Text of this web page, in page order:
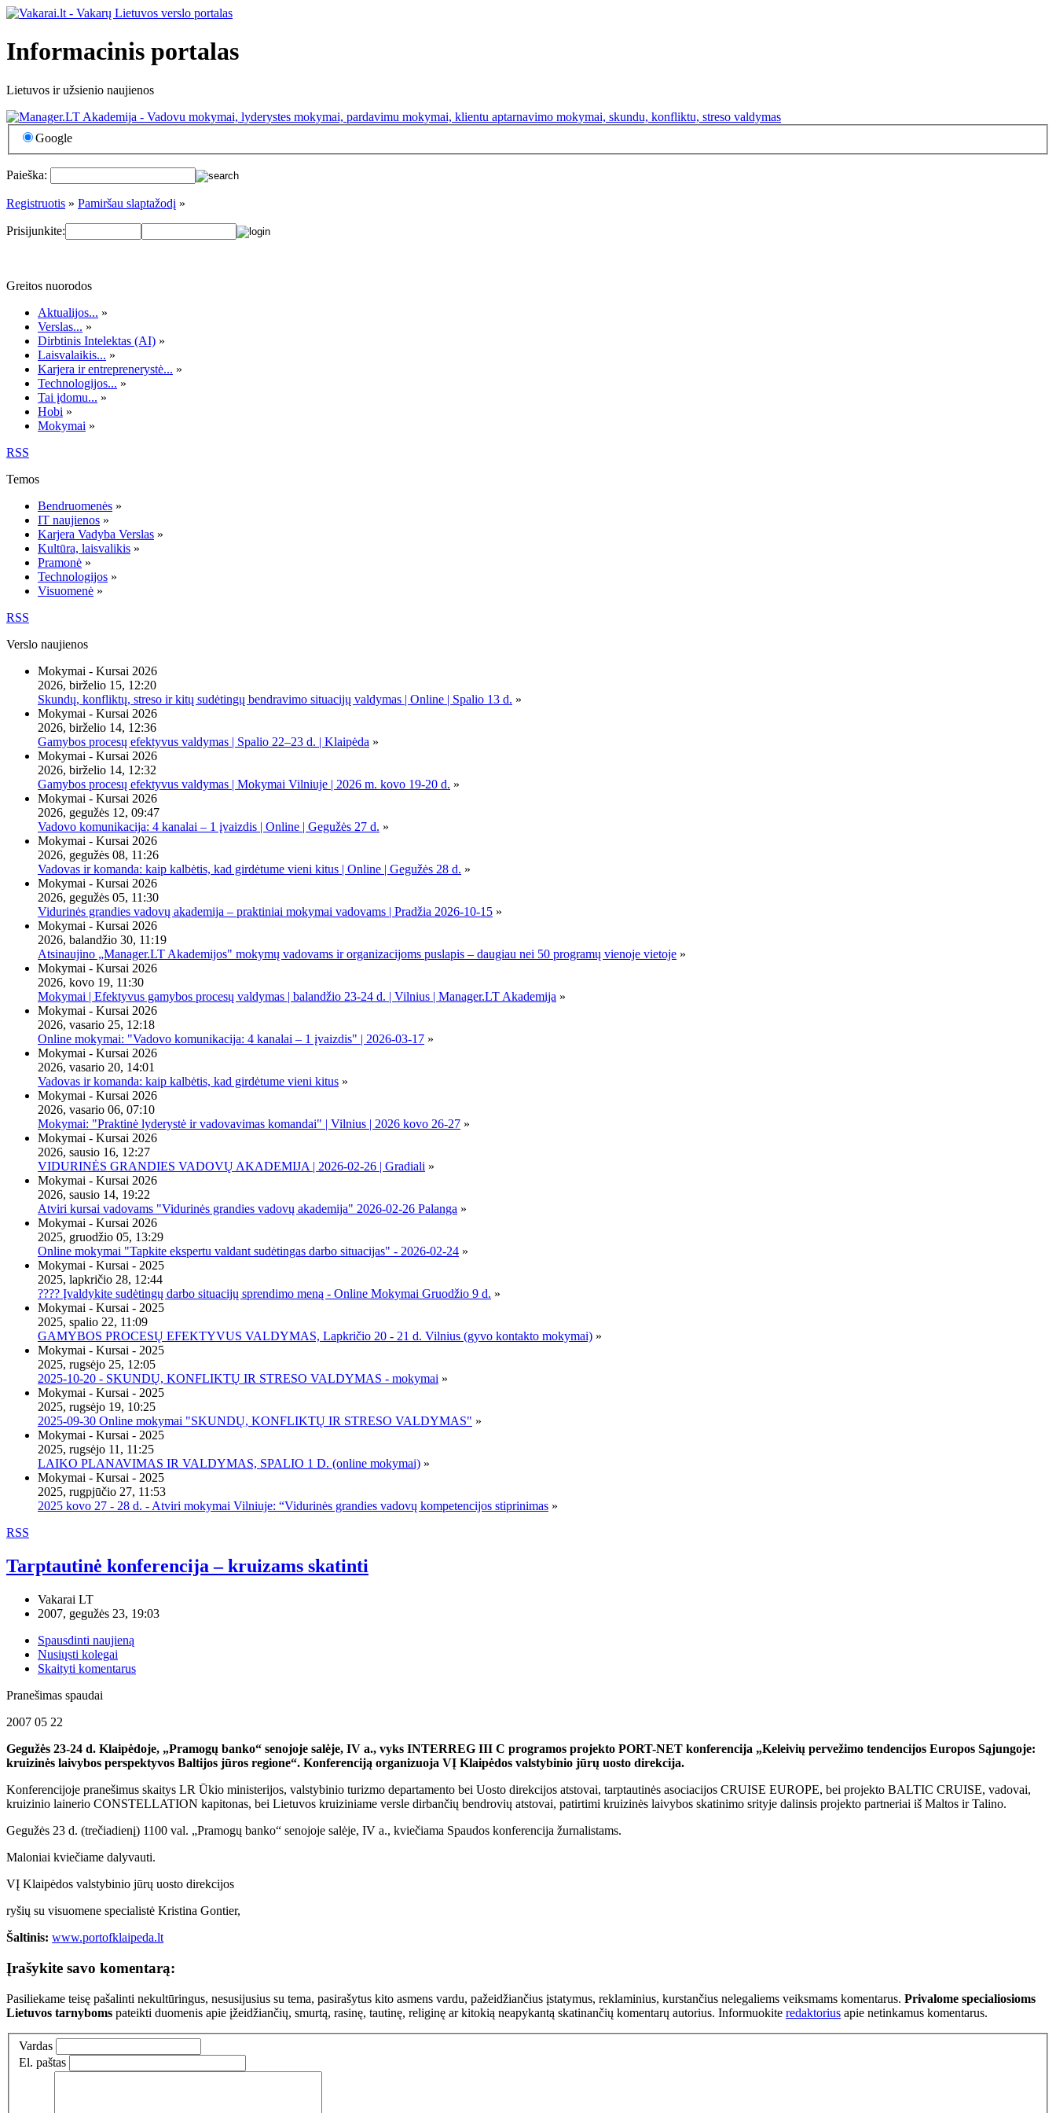
Informacinis portalas
Lietuvos ir užsienio naujienos
Google
Paieška:
Registruotis » Pamiršau slaptažodį »
Prisijunkite:
Greitos nuorodos
Aktualijos... »
Verslas... »
Dirbtinis Intelektas (AI) »
Laisvalaikis... »
Karjera ir entreprenerystė... »
Technologijos... »
Tai įdomu... »
Hobi »
Mokymai »
RSS
Temos
Bendruomenės »
IT naujienos »
Karjera Vadyba Verslas »
Kultūra, laisvalikis »
Pramonė »
Technologijos »
Visuomenė »
RSS
Verslo naujienos
Mokymai - Kursai 2026
2026, birželio 15, 12:20
Skundų, konfliktų, streso ir kitų sudėtingų bendravimo situacijų valdymas | Online | Spalio 13 d. »
Mokymai - Kursai 2026
2026, birželio 14, 12:36
Gamybos procesų efektyvus valdymas | Spalio 22–23 d. | Klaipėda »
Mokymai - Kursai 2026
2026, birželio 14, 12:32
Gamybos procesų efektyvus valdymas | Mokymai Vilniuje | 2026 m. kovo 19-20 d. »
Mokymai - Kursai 2026
2026, gegužės 12, 09:47
Vadovo komunikacija: 4 kanalai – 1 įvaizdis | Online | Gegužės 27 d. »
Mokymai - Kursai 2026
2026, gegužės 08, 11:26
Vadovas ir komanda: kaip kalbėtis, kad girdėtume vieni kitus | Online | Gegužės 28 d. »
Mokymai - Kursai 2026
2026, gegužės 05, 11:30
Vidurinės grandies vadovų akademija – praktiniai mokymai vadovams | Pradžia 2026-10-15 »
Mokymai - Kursai 2026
2026, balandžio 30, 11:19
Atsinaujino „Manager.LT Akademijos" mokymų vadovams ir organizacijoms puslapis – daugiau nei 50 programų vienoje vietoje »
Mokymai - Kursai 2026
2026, kovo 19, 11:30
Mokymai | Efektyvus gamybos procesų valdymas | balandžio 23-24 d. | Vilnius | Manager.LT Akademija »
Mokymai - Kursai 2026
2026, vasario 25, 12:18
Online mokymai: "Vadovo komunikacija: 4 kanalai – 1 įvaizdis" | 2026-03-17 »
Mokymai - Kursai 2026
2026, vasario 20, 14:01
Vadovas ir komanda: kaip kalbėtis, kad girdėtume vieni kitus »
Mokymai - Kursai 2026
2026, vasario 06, 07:10
Mokymai: "Praktinė lyderystė ir vadovavimas komandai" | Vilnius | 2026 kovo 26-27 »
Mokymai - Kursai 2026
2026, sausio 16, 12:27
VIDURINĖS GRANDIES VADOVŲ AKADEMIJA | 2026-02-26 | Gradiali »
Mokymai - Kursai 2026
2026, sausio 14, 19:22
Atviri kursai vadovams "Vidurinės grandies vadovų akademija" 2026-02-26 Palanga »
Mokymai - Kursai 2026
2025, gruodžio 05, 13:29
Online mokymai "Tapkite ekspertu valdant sudėtingas darbo situacijas" - 2026-02-24 »
Mokymai - Kursai - 2025
2025, lapkričio 28, 12:44
???? Įvaldykite sudėtingų darbo situacijų sprendimo meną - Online Mokymai Gruodžio 9 d. »
Mokymai - Kursai - 2025
2025, spalio 22, 11:09
GAMYBOS PROCESŲ EFEKTYVUS VALDYMAS, Lapkričio 20 - 21 d. Vilnius (gyvo kontakto mokymai) »
Mokymai - Kursai - 2025
2025, rugsėjo 25, 12:05
2025-10-20 - SKUNDŲ, KONFLIKTŲ IR STRESO VALDYMAS - mokymai »
Mokymai - Kursai - 2025
2025, rugsėjo 19, 10:25
2025-09-30 Online mokymai "SKUNDŲ, KONFLIKTŲ IR STRESO VALDYMAS" »
Mokymai - Kursai - 2025
2025, rugsėjo 11, 11:25
LAIKO PLANAVIMAS IR VALDYMAS, SPALIO 1 D. (online mokymai) »
Mokymai - Kursai - 2025
2025, rugpjūčio 27, 11:53
2025 kovo 27 - 28 d. - Atviri mokymai Vilniuje: “Vidurinės grandies vadovų kompetencijos stiprinimas »
RSS
Tarptautinė konferencija – kruizams skatinti
Vakarai LT
2007, gegužės 23, 19:03
Spausdinti naujieną
Nusiųsti kolegai
Skaityti komentarus
Pranešimas spaudai
2007 05 22
Gegužės 23-24 d. Klaipėdoje, „Pramogų banko“ senojoje salėje, IV a., vyks INTERREG III C programos projekto PORT-NET konferencija „Keleivių pervežimo tendencijos Europos Sąjungoje:
kruizinės laivybos perspektyvos Baltijos jūros regione“. Konferenciją organizuoja VĮ Klaipėdos valstybinio jūrų uosto direkcija.
Konferencijoje pranešimus skaitys LR Ūkio ministerijos, valstybinio turizmo departamento bei Uosto direkcijos atstovai, tarptautinės asociacijos CRUISE EUROPE, bei projekto BALTIC CRUISE, vadovai,
kruizinio lainerio CONSTELLATION kapitonas, bei Lietuvos kruiziniame versle dirbančių bendrovių atstovai, patirtimi kruizinės laivybos skatinimo srityje dalinsis projekto partneriai iš Maltos ir Talino.
Gegužės 23 d. (trečiadienį) 1100 val. „Pramogų banko“ senojoje salėje, IV a., kviečiama Spaudos konferencija žurnalistams.
Maloniai kviečiame dalyvauti.
VĮ Klaipėdos valstybinio jūrų uosto direkcijos
ryšių su visuomene specialistė Kristina Gontier,
Šaltinis: www.portofklaipeda.lt
Įrašykite savo komentarą:
Pasiliekame teisę pašalinti nekultūringus, nesusijusius su tema, pasirašytus kito asmens vardu, pažeidžiančius įstatymus, reklaminius, kurstančius nelegaliems veiksmams komentarus. Privalome specialiosioms
Lietuvos tarnyboms pateikti duomenis apie įžeidžiančių, smurtą, rasinę, tautinę, religinę ar kitokią neapykantą skatinančių komentarų autorius. Informuokite redaktorius apie netinkamus komentarus.
Vardas
El. paštas